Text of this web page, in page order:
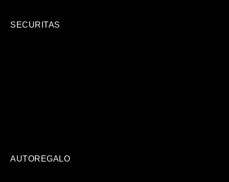
SECURITAS
AUTOREGALO